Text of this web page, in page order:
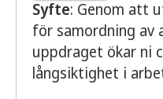
Syfte: Genom att
för samordning av
uppdraget ökar ni
långsiktighet i